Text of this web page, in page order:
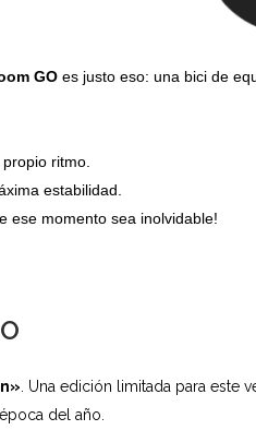
GO es justo eso: una bici de
ritmo.
estabilidad.
ese momento sea inolvidable!
. Una edición limitada para este
del año.